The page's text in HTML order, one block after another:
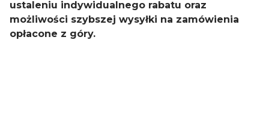
ustaleniu indywidualnego rabatu oraz
możliwości szybszej wysyłki na zamówienia
opłacone z góry.